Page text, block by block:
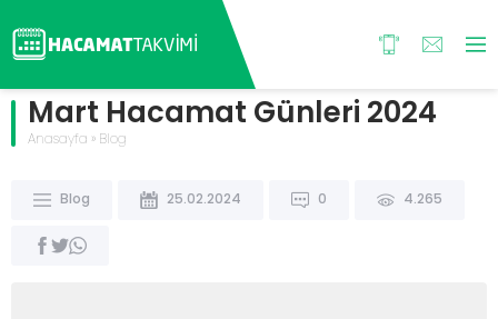
Mart Hacamat Günleri 2024
Anasayfa » Blog
Blog 25.02.2024 0 4.265